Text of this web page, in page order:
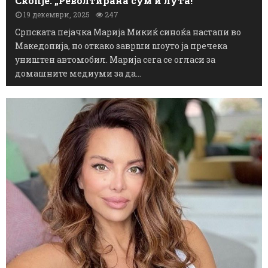
Скопје: „Револтирана сум и лута!“
19 декември, 2025
Српската пејачка Марија Микиќ синоќа настапи во
Македонија, но откако заврши шоуто ја пречека
уништен автомобил. Марија сега се огласи за
домашните медиуми за да...